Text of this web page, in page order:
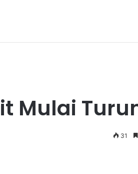
Mulai
31